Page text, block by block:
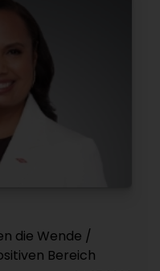
die Wende /
Bereich